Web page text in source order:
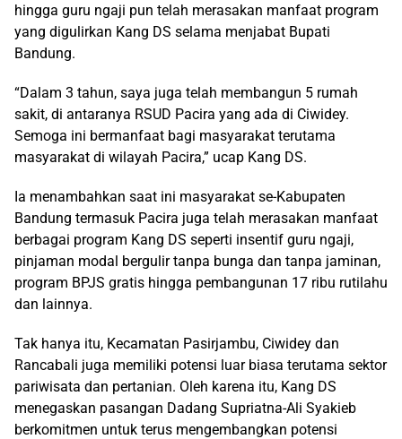
hingga guru ngaji pun telah merasakan manfaat program
yang digulirkan Kang DS selama menjabat Bupati
Bandung.
“Dalam 3 tahun, saya juga telah membangun 5 rumah
sakit, di antaranya RSUD Pacira yang ada di Ciwidey.
Semoga ini bermanfaat bagi masyarakat terutama
masyarakat di wilayah Pacira,” ucap Kang DS.
Ia menambahkan saat ini masyarakat se-Kabupaten
Bandung termasuk Pacira juga telah merasakan manfaat
berbagai program Kang DS seperti insentif guru ngaji,
pinjaman modal bergulir tanpa bunga dan tanpa jaminan,
program BPJS gratis hingga pembangunan 17 ribu rutilahu
dan lainnya.
Tak hanya itu, Kecamatan Pasirjambu, Ciwidey dan
Rancabali juga memiliki potensi luar biasa terutama sektor
pariwisata dan pertanian. Oleh karena itu, Kang DS
menegaskan pasangan Dadang Supriatna-Ali Syakieb
berkomitmen untuk terus mengembangkan potensi